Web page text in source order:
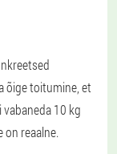
õige toitumine, et
10 kg
reaalne.